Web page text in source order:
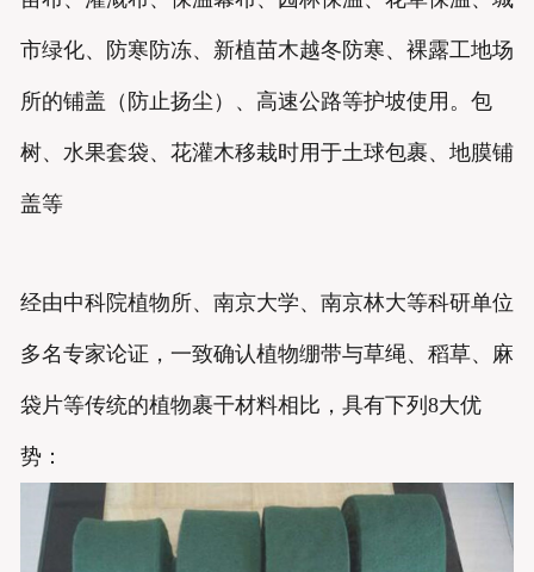
联系我们
市绿化、防寒防冻、新植苗木越冬防寒、裸露工地场
所的铺盖（防止扬尘）、高速公路等护坡使用。包
树、水果套袋、花灌木移栽时用于土球包裹、地膜铺
盖等
经由中科院植物所、南京大学、南京林大等科研单位
多名专家论证，一致确认植物绷带与草绳、稻草、麻
袋片等传统的植物裹干材料相比，具有下列8大优
势：